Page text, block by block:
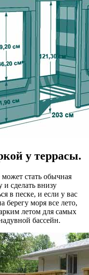
у террасы.
стать обычная
и сделать внизу
в песке, и если у вас
берегу моря все лето,
летом для самых
бассейн.